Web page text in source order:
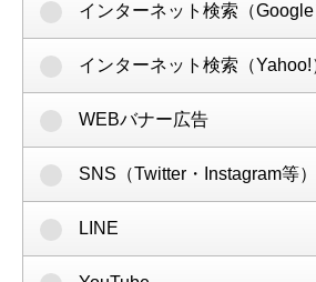
インターネット検索（Google
インターネット検索（Yahoo!
WEBバナー広告
SNS（Twitter・Instagram等）
LINE